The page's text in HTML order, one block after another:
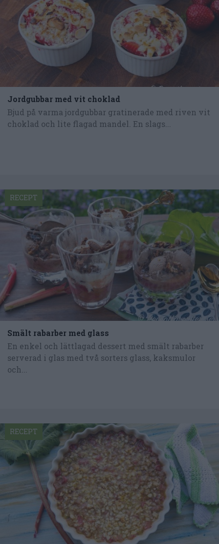
Jordgubbar med vit choklad
Bjud på varma jordgubbar gratinerade med riven vit
choklad och lite flagad mandel. En slags...
Smält rabarber med glass
En enkel och lättlagad dessert med smält rabarber
serverad i glas med två sorters glass, kaksmulor
och...
RECEPT
RECEPT